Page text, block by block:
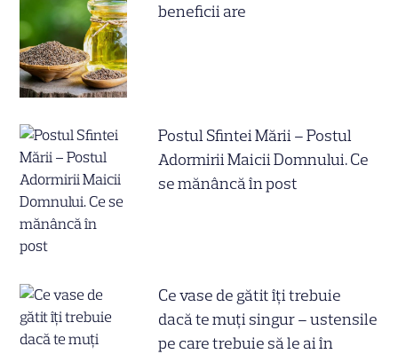
beneficii are
Postul Sfintei Mării – Postul
Adormirii Maicii Domnului. Ce
se mănâncă în post
Ce vase de gătit îți trebuie
dacă te muți singur – ustensile
pe care trebuie să le ai în